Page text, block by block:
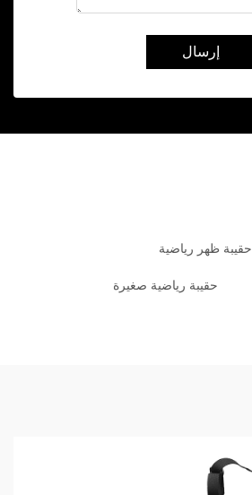
إرسال
حقيبة ظهر رياضية
حقيبة رياضية صغيرة